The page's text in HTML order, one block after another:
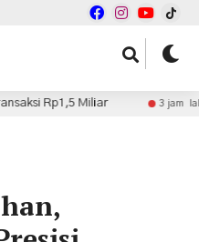
Miliar 3 jam lalu